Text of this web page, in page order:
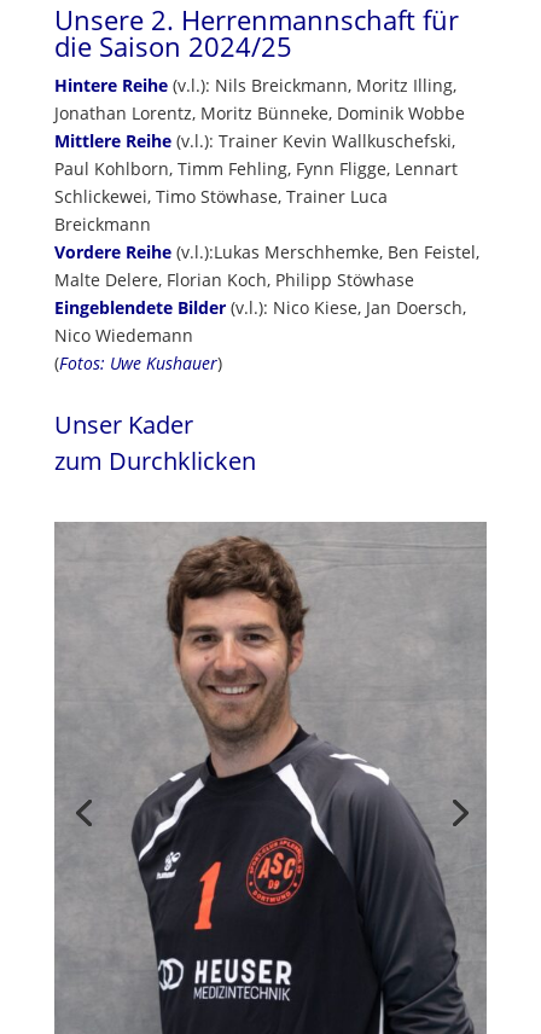
Unsere 2. Herrenmannschaft für
die Saison 2024/25
Hintere Reihe (v.l.): Nils Breickmann, Moritz Illing,
Jonathan Lorentz, Moritz Bünneke, Dominik Wobbe
Mittlere Reihe (v.l.): Trainer Kevin Wallkuschefski,
Paul Kohlborn, Timm Fehling, Fynn Fligge, Lennart
Schlickewei, Timo Stöwhase, Trainer Luca
Breickmann
Vordere Reihe(v.l.):Lukas Merschhemke, Ben Feistel,
Malte Delere, Florian Koch, Philipp Stöwhase
Eingeblendete Bilder (v.l.): Nico Kiese, Jan Doersch,
Nico Wiedemann
(Fotos: Uwe Kushauer)
Unser Kader
zum Durchklicken